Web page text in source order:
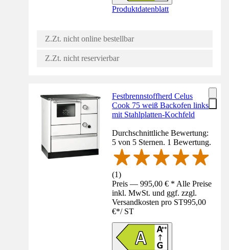
Produktdatenblatt
Z.Zt. nicht online bestellbar
Z.Zt. nicht reservierbar
Festbrennstoffherd Celus
Cook 75 weiß Backofen links
mit Stahlplatten-Kochfeld
Durchschnittliche Bewertung:
5 von 5 Sternen. 1 Bewertung.
(1)
Preis — 995,00 € * Alle Preise
inkl. MwSt. und ggf. zzgl.
Versandkosten pro ST995,00
€*/ ST